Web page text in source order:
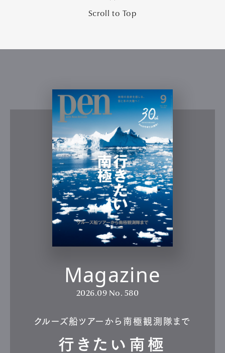
Scroll to Top
Magazine
2026.09 No. 580
クルーズ船ツアーから南極観測隊まで
行きたい南極